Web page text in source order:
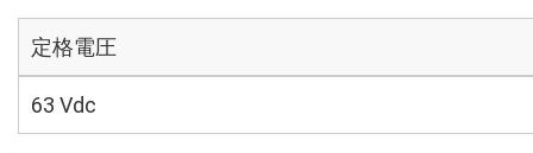
定格電圧
63 Vdc